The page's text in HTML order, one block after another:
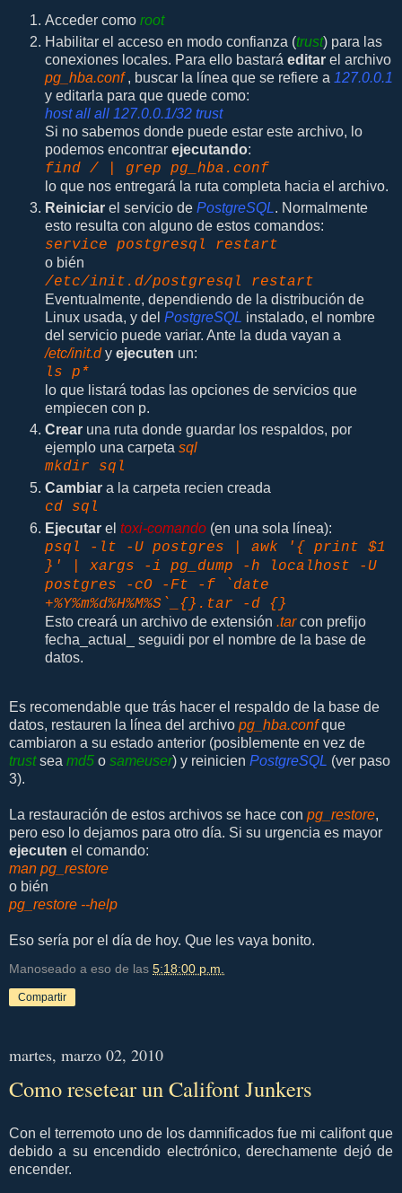
Acceder como root
Habilitar el acceso en modo confianza (trust) para las
conexiones locales. Para ello bastará editar el archivo
pg_hba.conf, buscar la línea que se refiere a 127.0.0.1
y editarla para que quede como:
host all all 127.0.0.1/32 trust
Si no sabemos donde puede estar este archivo, lo
podemos encontrar ejecutando:
find / | grep pg_hba.conf
lo que nos entregará la ruta completa hacia el archivo.
Reiniciar el servicio de PostgreSQL. Normalmente
esto resulta con alguno de estos comandos:
service postgresql restart
o bién
/etc/init.d/postgresql restart
Eventualmente, dependiendo de la distribución de
Linux usada, y del PostgreSQL instalado, el nombre
del servicio puede variar. Ante la duda vayan a
/etc/init.dy ejecuten un:
ls p*
lo que listará todas las opciones de servicios que
empiecen con p.
Crear una ruta donde guardar los respaldos, por
ejemplo una carpeta sql
mkdir sql
Cambiar a la carpeta recien creada
cd sql
Ejecutar el toxi-comando (en una sola línea):
psql -lt -U postgres | awk '{ print $1
}' | xargs -i pg_dump -h localhost -U
postgres -cO -Ft -f `date
+%Y%m%d%H%M%S`_{}.tar -d {}
Esto creará un archivo de extensión .tarcon prefijo
fecha_actual_ seguidi por el nombre de la base de
datos.
Es recomendable que trás hacer el respaldo de la base de
datos, restauren la línea del archivo pg_hba.confque
cambiaron a su estado anterior (posiblemente en vez de
trustsea md5 o sameuser) y reinicien PostgreSQL (ver paso
3).
La restauración de estos archivos se hace con pg_restore,
pero eso lo dejamos para otro día. Si su urgencia es mayor
ejecuten el comando:
man pg_restore
o bién
pg_restore --help
Eso sería por el día de hoy. Que les vaya bonito.
Manoseado a eso de las 5:18:00 p.m.
Compartir
martes, marzo 02, 2010
Como resetear un Califont Junkers
Con el terremoto uno de los damnificados fue mi califont que
debido a su encendido electrónico, derechamente dejó de
encender.